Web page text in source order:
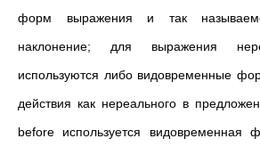
форм выражения и так
наклонение; для выражения
используются либо видовременные
действия как нереального в
before используется видовременная